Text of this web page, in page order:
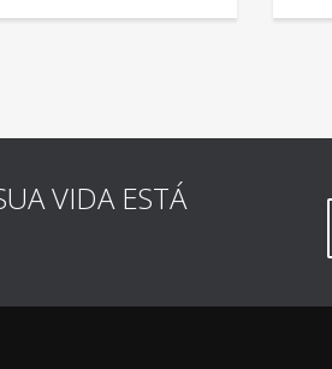
VIDA ESTÁ